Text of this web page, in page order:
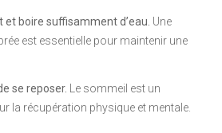
boire suffisamment d’eau. Une
est essentielle pour maintenir une
se reposer.
Le sommeil est un
la récupération physique et mentale.